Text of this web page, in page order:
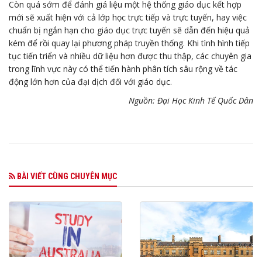
Còn quá sớm để đánh giá liệu một hệ thống giáo dục kết hợp
mới sẽ xuất hiện với cả lớp học trực tiếp và trực tuyến, hay việc
chuẩn bị ngắn hạn cho giáo dục trực tuyến sẽ dẫn đến hiệu quả
kém để rồi quay lại phương pháp truyền thống. Khi tình hình tiếp
tục tiến triển và nhiều dữ liệu hơn được thu thập, các chuyên gia
trong lĩnh vực này có thể tiến hành phân tích sâu rộng về tác
động lớn hơn của đại dịch đối với giáo dục.
Nguồn: Đại Học Kinh Tế Quốc Dân
BÀI VIẾT CÙNG CHUYÊN MỤC